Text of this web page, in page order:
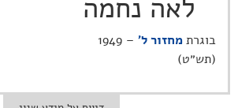
לאה נחמה
בוגרתמחזור ל'
– 1949
(תש״ט)